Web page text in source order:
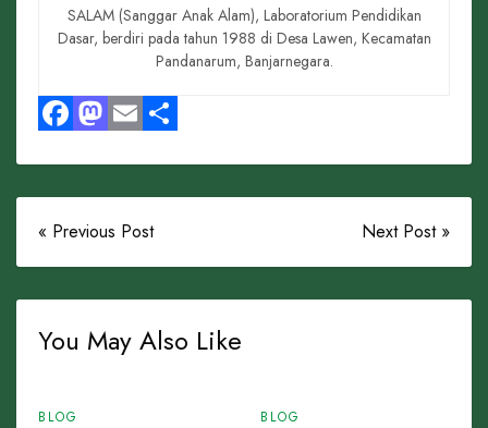
SALAM (Sanggar Anak Alam), Laboratorium Pendidikan
Dasar, berdiri pada tahun 1988 di Desa Lawen, Kecamatan
Pandanarum, Banjarnegara.
« Previous Post Next Post »
You May Also Like
BLOG BLOG